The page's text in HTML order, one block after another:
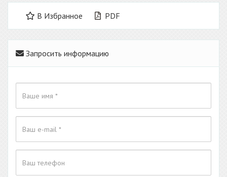
В Избранное PDF
Запросить информацию